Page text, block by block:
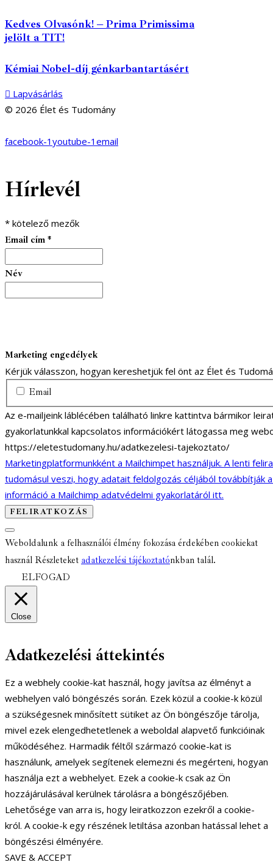
Kedves Olvasónk! – Prima Primissima
jelölt a TIT!
Kémiai Nobel-díj génkarbantartásért
Lapvásárlás
© 2026 Élet és Tudomány
facebook-1 youtube-1 email
Hírlevél
* kötelező mezők
Email cím *
Név
Marketing engedélyek
Kérjük válasszon, hogyan kereshetjük fel önt az Élet és
Email
Az e-mailjeink láblécében található linkre kattintva bármikor
gyakorlatunkkal kapcsolatos információkért látogassa meg
https://eletestudomany.hu/adatkezelesi-tajekoztato/
Marketingplatformunkként a Mailchimpet használjuk. A lenti
tudomásul veszi, hogy adatait feldolgozás céljából továbbítják
információ a Mailchimp adatvédelmi gyakorlatáról itt.
Weboldalunk a felhasználói élmény fokozása érdekében cookiekat
használ Részleteket adatkezelési tájékoztatónkban talál.
ELFOGAD
Close
Adatkezelési áttekintés
Ez a webhely cookie-kat használ, hogy javítsa az élményt a
webhelyen való böngészés során. Ezek közül a cookie-k közül
a szükségesnek minősített sütiket az Ön böngészője tárolja,
mivel ezek elengedhetetlenek a weboldal alapvető funkcióinak
működéséhez. Harmadik féltől származó cookie-kat is
használunk, amelyek segítenek elemezni és megérteni, hogyan
használja ezt a webhelyet. Ezek a cookie-k csak az Ön
hozzájárulásával kerülnek tárolásra a böngészőjében.
Lehetősége van arra is, hogy leiratkozzon ezekről a cookie-
król. A cookie-k egy részének letiltása azonban hatással lehet a
böngészési élményére.
SAVE & ACCEPT